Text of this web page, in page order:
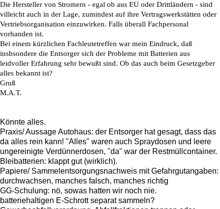
Die Hersteller von Stromern - egal ob aus EU oder Drittländern - sind
villeicht auch in der Lage, zumindest auf ihre Vertragswerkstätten oder
Vertriebsorganisation einzuwirken. Falls überall Fachpersonal
vorhanden ist.
Bei einem kürzlichen Fachleutetreffen war mein Eindruck, daß
insbsondere die Entsorger sich der Probleme mit Batterien aus
leidvoller Erfahrung sehr bewußt sind. Ob das auch beim Gesetzgeber
alles bekannt ist?
Gruß
M.A.T.
Könnte alles.
Praxis/ Aussage Autohaus: der Entsorger hat gesagt, dass das
da alles rein kann! "Alles" waren auch Spraydosen und leere
ungereinigte Verdünnerdosen, "da" war der Restmüllcontainer.
Bleibatterien: klappt gut (wirklich).
Papiere/ Sammelentsorgungsnachweis mit Gefahrgutangaben:
durchwachsen, manches falsch, manches richtig
GG-Schulung: nö, sowas hatten wir noch nie.
batteriehaltigen E-Schrott separat sammeln?